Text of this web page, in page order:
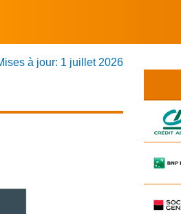
à jour: 1 juillet 2026